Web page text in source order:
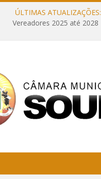
ÚLTIMAS ATUALIZAÇÕES:
Vereadores 2025 até 2028